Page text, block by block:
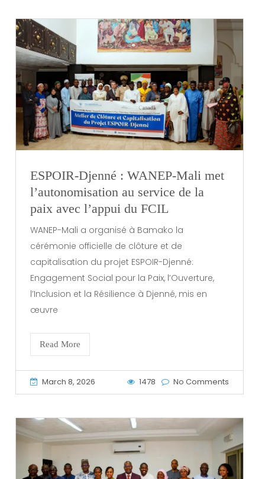
ESPOIR-Djenné : WANEP-Mali met
l’autonomisation au service de la
paix avec l’appui du FCIL
WANEP-Mali a organisé à Bamako la
cérémonie officielle de clôture et de
capitalisation du projet ESPOIR-Djenné:
Engagement Social pour la Paix, l’Ouverture,
l’Inclusion et la Résilience à Djenné, mis en
œuvre
Read More
March 8, 2026 1478 No Comments